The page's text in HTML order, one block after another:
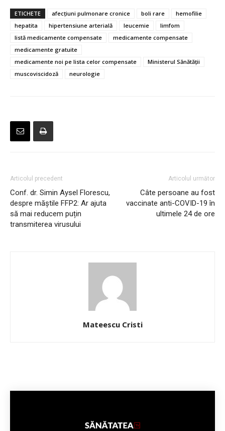
ETICHETE afecţiuni pulmonare cronice boli rare
hemofilie
hepatita
hipertensiune arterială leucemie
limfom
listă medicamente compensate
medicamente compensate
medicamente gratuite
medicamente noi pe lista celor compensate
Ministerul Sănătății
muscoviscidoză
neurologie
Articolul precedent
Conf. dr. Simin Aysel Florescu,
despre măștile FFP2: Ar ajuta
să mai reducem puțin
transmiterea virusului
Articolul următor
Câte persoane au fost
vaccinate anti-COVID-19 în
ultimele 24 de ore
Mateescu Cristi